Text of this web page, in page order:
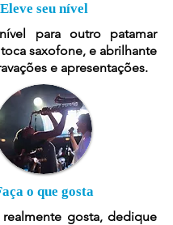
Eleve seu nível
para outro patamar
saxofone, e abrilhante
e apresentações.
o que gosta
gosta, dedique